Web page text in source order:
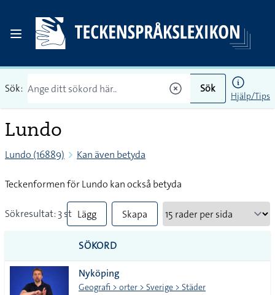
Sök: Sök
Hjälp/Tips
Lundo
Lundo (16889) Kan även betyda
Teckenformen för Lundo kan också betyda
Sökresultat: 3 st Lägg
till
alla i
lista
Skapa
SÖKORD
Nyköping
Geografi > orter > Sverige > Städer